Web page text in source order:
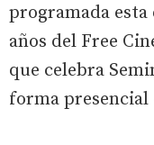
programada esta
años del Free
que celebra
forma presencial